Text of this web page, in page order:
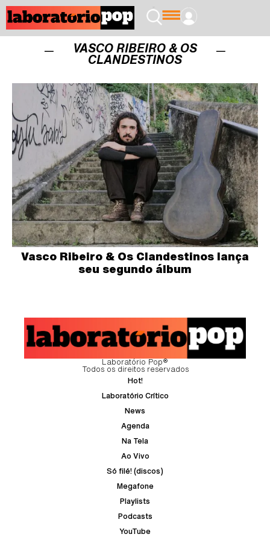
VASCO RIBEIRO & OS
CLANDESTINOS
Vasco Ribeiro & Os Clandestinos lança
seu segundo álbum
Laboratório Pop®
Todos os direitos reservados
Hot!
Laboratório Crítico
News
Agenda
Na Tela
Ao Vivo
Só filé! (discos)
Megafone
Playlists
Podcasts
YouTube